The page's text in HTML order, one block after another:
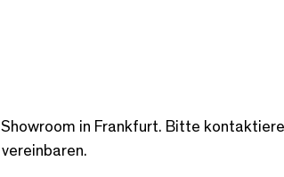
in Frankfurt. Bitte